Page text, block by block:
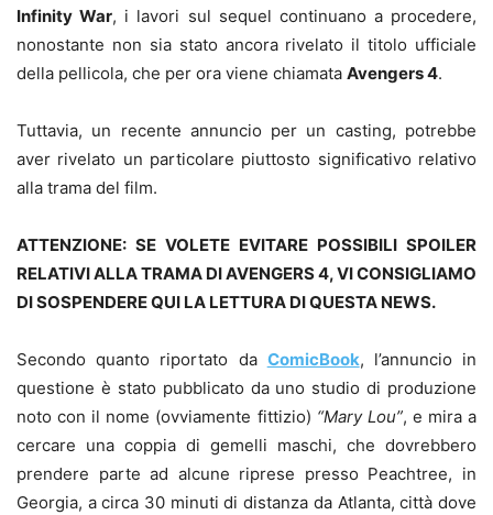
Infinity War, i lavori sul sequel continuano a procedere,
nonostante non sia stato ancora rivelato il titolo ufficiale
della pellicola, che per ora viene chiamata Avengers 4.
Tuttavia, un recente annuncio per un casting, potrebbe
aver rivelato un particolare piuttosto significativo relativo
alla trama del film.
ATTENZIONE: SE VOLETE EVITARE POSSIBILI SPOILER
RELATIVI ALLA TRAMA DI AVENGERS 4, VI CONSIGLIAMO
DI SOSPENDERE QUI LA LETTURA DI QUESTA NEWS.
Secondo quanto riportato da ComicBook, l’annuncio in
questione è stato pubblicato da uno studio di produzione
noto con il nome (ovviamente fittizio) “Mary Lou”, e mira a
cercare una coppia di gemelli maschi, che dovrebbero
prendere parte ad alcune riprese presso Peachtree, in
Georgia, a circa 30 minuti di distanza da Atlanta, città dove